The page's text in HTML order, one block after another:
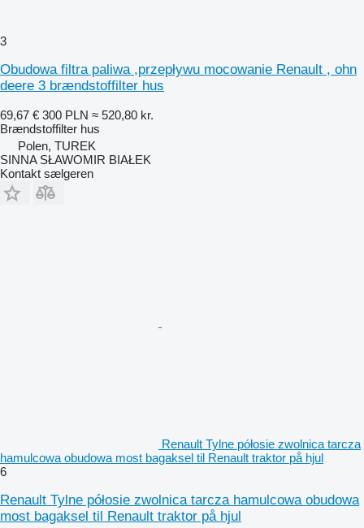
3
Obudowa filtra paliwa ,przepływu mocowanie Renault , ohn
deere 3 brændstoffilter hus
69,67 € 300 PLN ≈ 520,80 kr.
Brændstoffilter hus
Polen, TUREK
SINNA SŁAWOMIR BIAŁEK
Kontakt sælgeren
Renault Tylne półosie zwolnica tarcza
hamulcowa obudowa most bagaksel til Renault traktor på hjul
6
Renault Tylne półosie zwolnica tarcza hamulcowa obudowa
most bagaksel til Renault traktor på hjul